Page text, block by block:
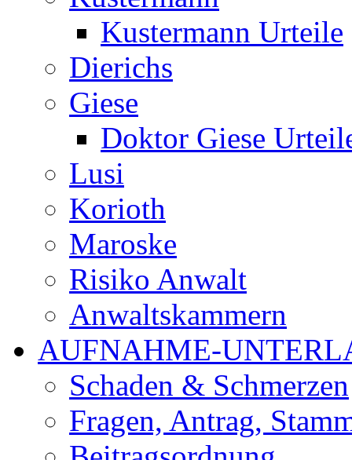
Kustermann Urteile
Dierichs
Giese
Doktor Giese
Lusi
Korioth
Maroske
Risiko Anwalt
Anwaltskammern
AUFNAHME-
Schaden & Schmerzen
Fragen, Antrag,